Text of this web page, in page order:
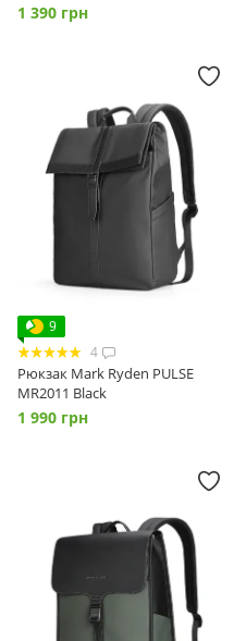
1 390 грн
9
4
Рюкзак Mark Ryden PULSE
MR2011 Black
1 990 грн